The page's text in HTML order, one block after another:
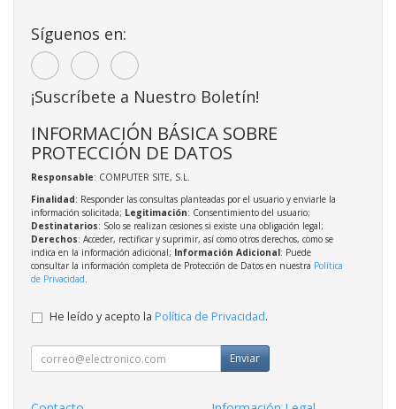
Síguenos en:
¡Suscríbete a Nuestro Boletín!
INFORMACIÓN BÁSICA SOBRE
PROTECCIÓN DE DATOS
Responsable: COMPUTER SITE, S.L.
Finalidad: Responder las consultas planteadas por el usuario y enviarle la
información solicitada; Legitimación: Consentimiento del usuario;
Destinatarios: Solo se realizan cesiones si existe una obligación legal;
Derechos: Acceder, rectificar y suprimir, así como otros derechos, como se
indica en la información adicional; Información Adicional: Puede
consultar la información completa de Protección de Datos en nuestra Política
de Privacidad.
He leído y acepto la Política de Privacidad.
Enviar